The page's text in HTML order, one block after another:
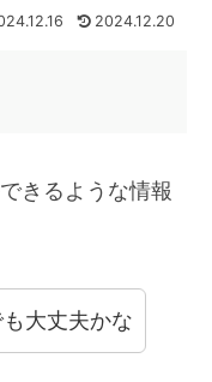
2024.12.20
きるような情報
大丈夫かな